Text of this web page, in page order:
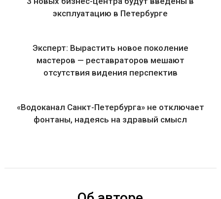
эксплуатацию в Петербурге
Эксперт: Вырастить новое поколение
мастеров — реставраторов мешают
отсутствия видения перспектив
«Водоканал Санкт-Петербурга» не отключает
фонтаны, надеясь на здравый смысл